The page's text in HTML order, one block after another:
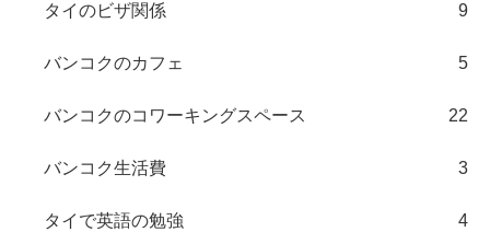
タイのビザ関係 9
バンコクのカフェ 5
バンコクのコワーキングスペース 22
バンコク生活費 3
タイで英語の勉強 4